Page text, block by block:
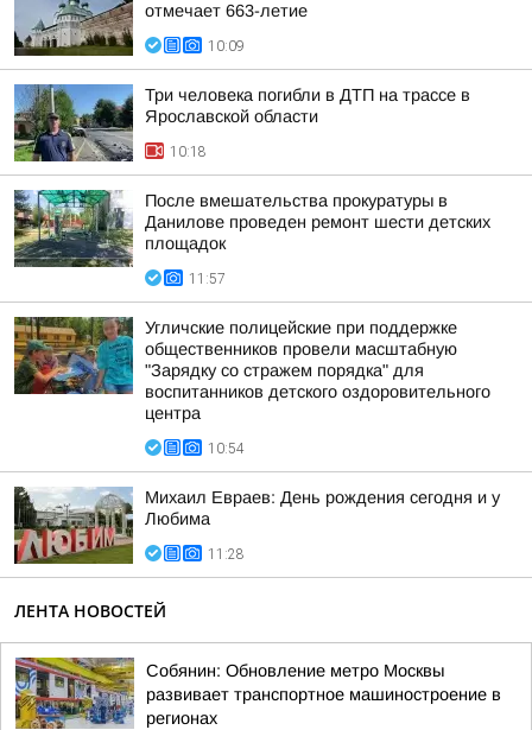
отмечает 663-летие
10:09
Три человека погибли в ДТП на трассе в
Ярославской области
10:18
После вмешательства прокуратуры в
Данилове проведен ремонт шести детских
площадок
11:57
Угличские полицейские при поддержке
общественников провели масштабную
"Зарядку со стражем порядка" для
воспитанников детского оздоровительного
центра
10:54
Михаил Евраев: День рождения сегодня и у
Любима
11:28
ЛЕНТА НОВОСТЕЙ
Собянин: Обновление метро Москвы
развивает транспортное машиностроение в
регионах